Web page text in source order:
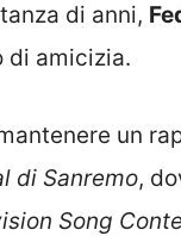
di anni,
di amicizia.
un
di Sanremo,
Song